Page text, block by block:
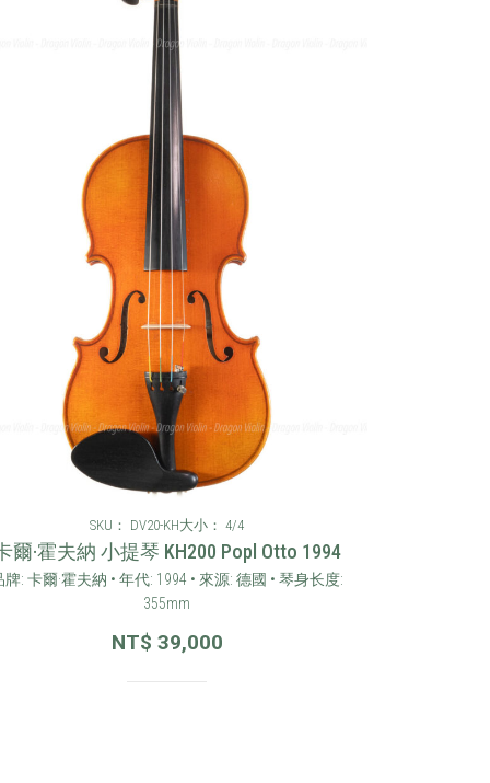
SKU： DV20-KH大小： 4/4
爾·霍夫納 小提琴 KH200 Popl Otto 1994
牌: 卡爾·霍夫納 • 年代: 1994 • 來源: 德國 • 琴身长度:
355mm
NT$ 39,000